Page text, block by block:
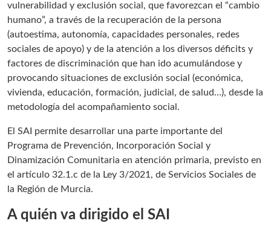
vulnerabilidad y exclusión social, que favorezcan el “cambio
humano”, a través de la recuperación de la persona
(autoestima, autonomía, capacidades personales, redes
sociales de apoyo) y de la atención a los diversos déficits y
factores de discriminación que han ido acumulándose y
provocando situaciones de exclusión social (económica,
vivienda, educación, formación, judicial, de salud…), desde la
metodología del acompañamiento social.
El SAI permite desarrollar una parte importante del
Programa de Prevención, Incorporación Social y
Dinamización Comunitaria en atención primaria, previsto en
el artículo 32.1.c de la Ley 3/2021, de Servicios Sociales de
la Región de Murcia.
A quién va dirigido el SAI